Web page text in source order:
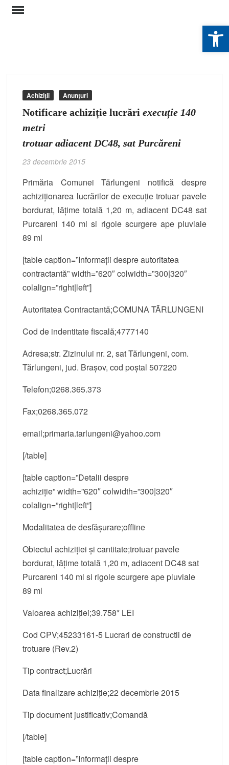
Skip
Achiziții Anunțuri
Notificare achiziție lucrăriexecuție 140
metri
trotuar adiacent DC48, sat Purcăreni
23 decembrie 2015
Primăria Comunei Tărlungeni notifică despre
achiziționarea lucrărilor de execuție trotuar pavele
bordurat, lățime totală 1,20 m, adiacent DC48 sat
Purcareni 140 ml si rigole scurgere ape pluviale
89 ml
[table caption=”Informații despre autoritatea
contractantă” width=”620″ colwidth=”300|320″
colalign=”right|left”]
Autoritatea Contractantă;COMUNA TĂRLUNGENI
Cod de indentitate fiscală;4777140
Adresa;str. Zizinului nr. 2, sat Tărlungeni, com.
Tărlungeni, jud. Brașov, cod poștal 507220
Telefon;0268.365.373
Fax;0268.365.072
email;primaria.tarlungeni@yahoo.com
[/table]
[table caption=”Detalii despre
achiziție” width=”620″ colwidth=”300|320″
colalign=”right|left”]
Modalitatea de desfășurare;offline
Obiectul achiziției și cantitate;trotuar pavele
bordurat, lățime totală 1,20 m, adiacent DC48 sat
Purcareni 140 ml si rigole scurgere ape pluviale
89 ml
Valoarea achiziției;39.758* LEI
Cod CPV;45233161-5 Lucrari de constructii de
trotuare (Rev.2)
Tip contract;Lucrări
Data finalizare achiziție;22 decembrie 2015
Tip document justificativ;Comandă
[/table]
[table caption=”Informații despre